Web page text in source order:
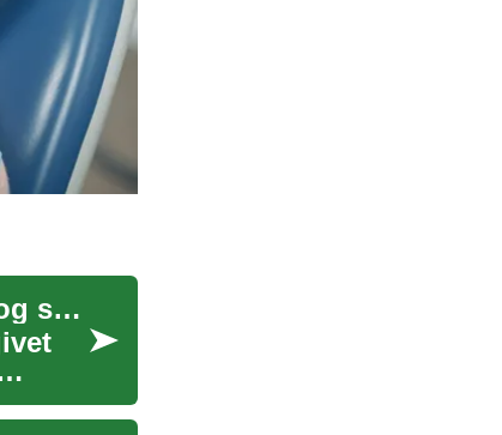
Tandimplantater: En omfattende guide til en sund og smuk mund